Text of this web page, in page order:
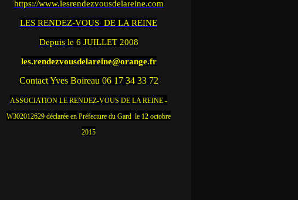
https://www.lesrendezvousdelareine.com
LES RENDEZ-VOUS DE LA REINE
Depuis le 6 JUILLET 2008
les.rendezvousdelareine@orange.fr
Contact Yves Boireau 06 17 34 33 72
ASSOCIATION LE RENDEZ-VOUS DE LA REINE -
W302012629 déclarée en Préfecture du Gard le 12 octobre
2015